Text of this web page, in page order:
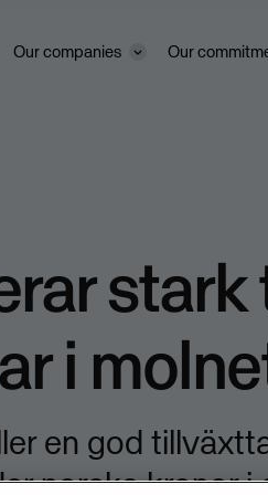
Our companies Our
i
en god
norska kronor